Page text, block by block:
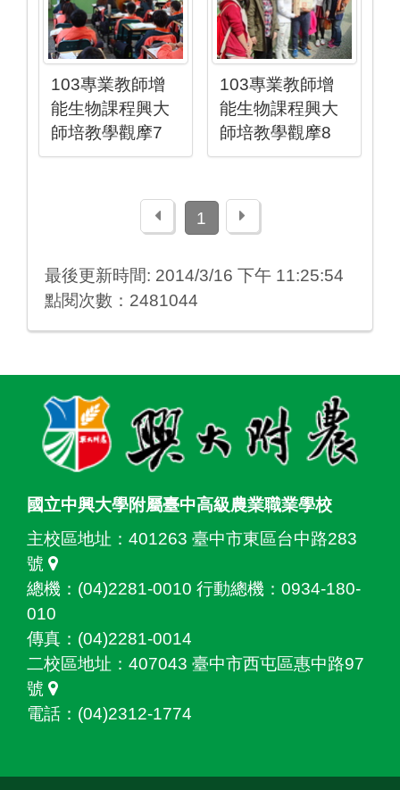
103專業教師增
能生物課程興大
師培教學觀摩7
103專業教師增
能生物課程興大
師培教學觀摩8
上一頁1 下一頁
最後更新時間: 2014/3/16 下午 11:25:54
點閱次數：2481044
國立中興大學附屬臺中高級農業職業學校
主校區地址： 401263 臺中市東區台中路283
號
總機：(04)2281-0010 行動總機：0934-180-
010
傳真：(04)2281-0014
二校區地址： 407043 臺中市西屯區惠中路97
號
電話：(04)2312-1774